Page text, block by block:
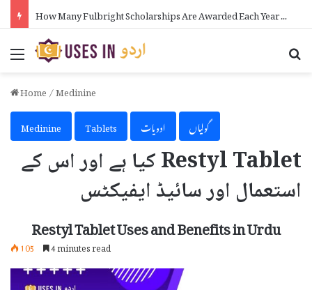
How Many Fulbright Scholarships Are Awarded Each Year in Urdu
Menu
Home/Medinine
Medinine
Tablets ادویات گولیاں
Restyl Tablet کیا ہے اور اس کے
استعمال اور سائیڈ ایفیکٹس
Restyl Tablet Uses and Benefits in Urdu
105 4 minutes read